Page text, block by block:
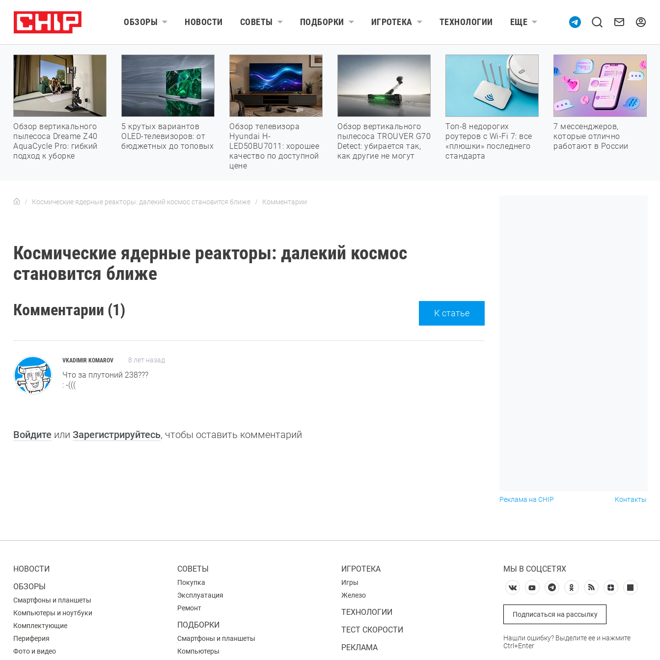
ОБЗОРЫ НОВОСТИ СОВЕТЫ ПОДБОРКИ ИГРОТЕКА ТЕХНОЛОГИИ ЕЩЕ
Обзор вертикального
пылесоса Dreame Z40
AquaCycle Pro: гибкий
подход к уборке
5 крутых вариантов
OLED-телевизоров: от
бюджетных до топовых
Обзор телевизора
Hyundai H-
LED50BU7011: хорошее
качество по доступной
цене
Обзор вертикального
пылесоса TROUVER G70
Detect: убирается так,
как другие не могут
Топ-8 недорогих
роутеров с Wi-Fi 7: все
«плюшки» последнего
стандарта
7 мессенджеров,
которые отлично
работают в России
Космические ядерные реакторы: далекий космос становится ближе Комментарии
Космические ядерные реакторы: далекий космос
становится ближе
Комментарии (1) К статье
VKADIMIR KOMAROV 8 лет назад
Что за плутоний 238???
: -(((
Войдите или Зарегистрируйтесь, чтобы оставить комментарий
Реклама на CHIP Контакты
НОВОСТИ
ОБЗОРЫ
Смартфоны и планшеты
Компьютеры и ноутбуки
Комплектующие
Периферия
Фото и видео
СОВЕТЫ
Покупка
Эксплуатация
Ремонт
ПОДБОРКИ
Смартфоны и планшеты
Компьютеры
ИГРОТЕКА
Игры
Железо
ТЕХНОЛОГИИ
ТЕСТ СКОРОСТИ
РЕКЛАМА
МЫ В СОЦСЕТЯХ
Подписаться на рассылку
Нашли ошибку? Выделите ее и нажмите
Ctrl+Enter